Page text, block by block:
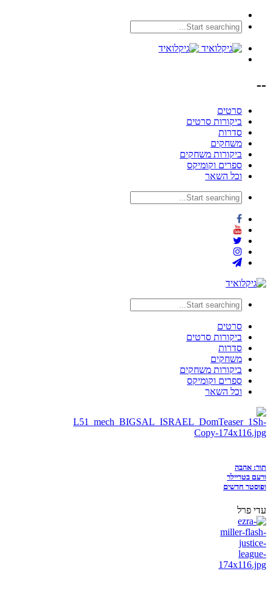
--
סרטים
ביקורות סרטים
סדרות
משחקים
ביקורות משחקים
ספרים וקומיקס
וכל השאר
סרטים
ביקורות סרטים
סדרות
משחקים
ביקורות משחקים
ספרים וקומיקס
וכל השאר
תור: אהבה
ורעם בטריילר
ופוסטר חדשים
עדי פרל